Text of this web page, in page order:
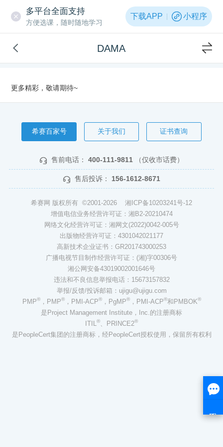
多平台全面支持
方便选课，随时随地学习
下载APP 小程序
DAMA
更多精彩，敬请期待~
希赛百家号 关于我们 证书查询
售前电话： 400-111-9811 （仅收市话费）
售后投诉： 156-1612-8671
希赛网 版权所有 ©2001-2026 湘ICP备10203241号-12
增值电信业务经营许可证：湘B2-20210474
网络文化经营许可证：湘网文(2022)0042-005号
出版物经营许可证：4301042021177
高新技术企业证书：GR201743000253
广播电视节目制作经营许可证：(湘)字00306号
湘公网安备43019002001646号
违法和不良信息举报电话：15673157832
举报/反馈/投诉邮箱：ujigu@ujigu.com
PMP®，PMP®，PMI-ACP®，PgMP®，PMI-ACP®和PMBOK®
是Project Management Institute，Inc.的注册商标
ITIL®、PRINCE2®
是PeopleCert集团的注册商标，经PeopleCert授权使用，保留所有权利